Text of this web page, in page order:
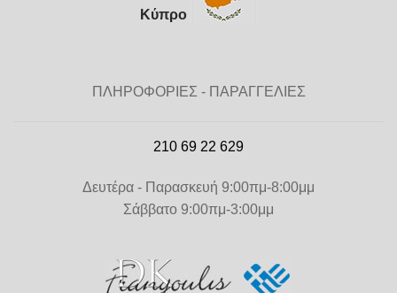
Κύπρο
ΠΛΗΡΟΦΟΡΙΕΣ - ΠΑΡΑΓΓΕΛΙΕΣ
210 69 22 629
Δευτέρα - Παρασκευή 9:00πμ-8:00μμ
Σάββατο 9:00πμ-3:00μμ